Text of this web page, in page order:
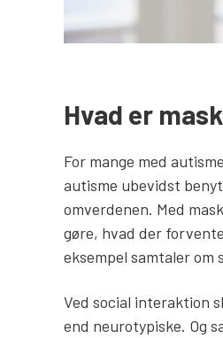
Hvad er
For mange med
autisme ubevidst
omverdenen. Med
gøre, hvad der
eksempel samtaler
Ved social interaktion
end neurotypiske. Og